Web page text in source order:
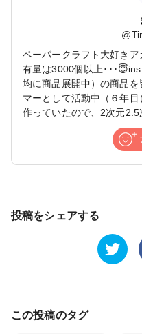
@
ペーパークラフト大好き
有量は3000個以上･･･
均に商品展開中）の商品
マーとして活動中（６年
作っていたので、2次元2.5
投稿をシェアする
この投稿のタグ